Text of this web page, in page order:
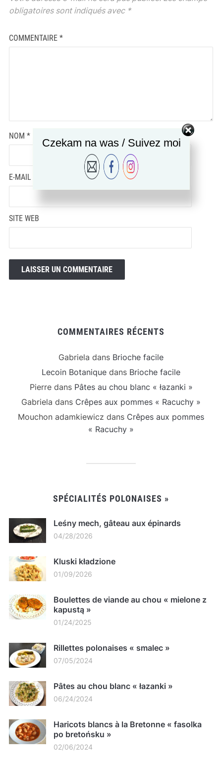
obligatoires sont indiqués avec *
COMMENTAIRE *
NOM *
E-MAIL
SITE WEB
COMMENTAIRES RÉCENTS
Gabriela dans Brioche facile
Lecoin Botanique dans Brioche facile
Pierredans Pâtes au chou blanc « łazanki »
Gabriela dans Crêpes aux pommes « Racuchy »
Mouchon adamkiewicz dans Crêpes aux pommes
« Racuchy »
SPÉCIALITÉS POLONAISES »
Leśny mech, gâteau aux épinards
04/28/2026
Kluski kładzione
01/09/2026
Boulettes de viande au chou « mielone z
kapustą »
01/24/2025
Rillettes polonaises « smalec »
07/05/2024
Pâtes au chou blanc « łazanki »
06/24/2024
Haricots blancs à la Bretonne « fasolka
po bretońsku »
02/06/2024
Czekam na was / Suivez moi